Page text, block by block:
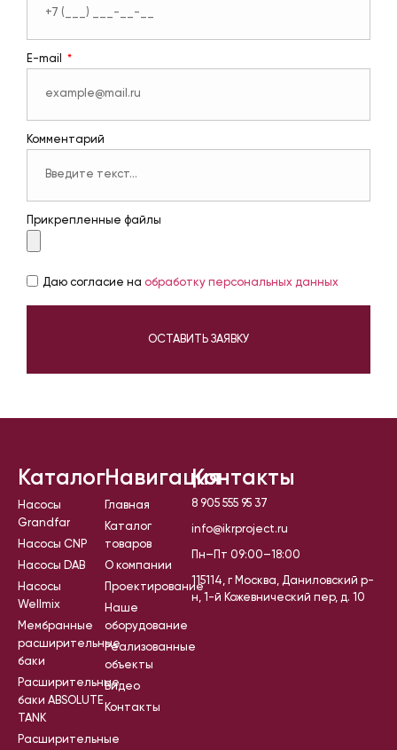
E-mail
Комментарий
Прикрепленные файлы
Даю согласие на обработку персональных данных
ОСТАВИТЬ ЗАЯВКУ
Каталог
Насосы
Grandfar
Насосы CNP
Насосы DAB
Насосы
Wellmix
Мембранные
расширительные
баки
Расширительные
баки ABSOLUTE
TANK
Расширительные
Навигация
Главная
Каталог
товаров
О компании
Проектирование
Наше
оборудование
Реализованные
объекты
Видео
Контакты
Контакты
8 905 555 95 37
info@ikrproject.ru
Пн–Пт 09:00–18:00
115114, г Москва, Даниловский р-
н, 1-й Кожевнический пер, д. 10